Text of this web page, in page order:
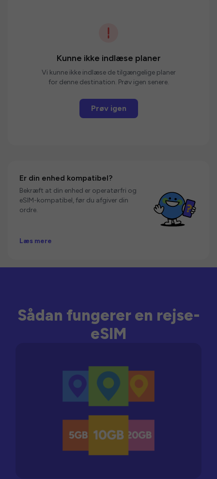
Kunne ikke indlæse planer
Vi kunne ikke indlæse de tilgængelige planer
for denne destination. Prøv igen senere.
Prøv igen
Er din enhed kompatibel?
Bekræft at din enhed er operatørfri og
eSIM-kompatibel, før du afgiver din
ordre.
Læs mere
Sådan fungerer en rejse-
eSIM